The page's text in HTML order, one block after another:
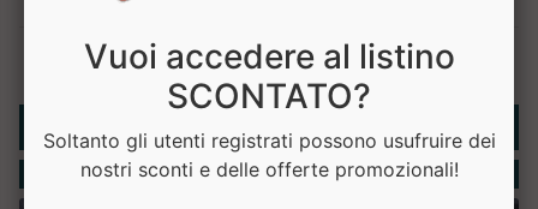
Rubriche
Integratori
Vuoi accedere al listino
SCONTATO?
Soltanto gli utenti registrati possono usufruire dei
nostri sconti e delle offerte promozionali!